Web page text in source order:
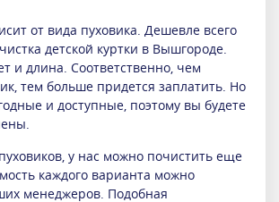
от вида пуховика. Дешевле всего
детской куртки в Вышгороде.
и длина. Соответственно, чем
тем больше придется заплатить. Но
и доступные, поэтому вы будете
у нас можно почистить еще
каждого варианта можно
менеджеров. Подобная